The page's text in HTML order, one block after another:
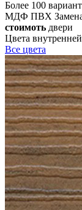
Более 100
МДФ ПВХ
стоимоть двери
Цвета
Все цвета